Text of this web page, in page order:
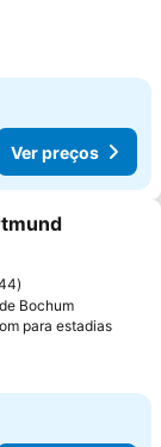
Ver preços
favoritos
Bochum
para estadias